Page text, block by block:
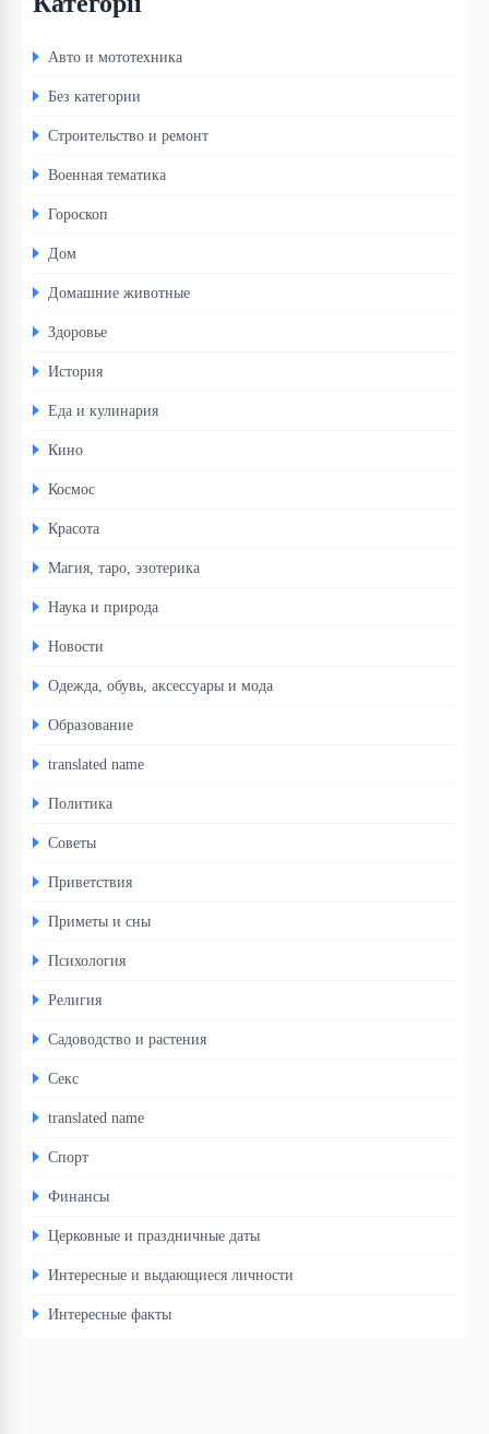
Авто и мототехника
Без категории
Строительство и ремонт
Военная тематика
Гороскоп
Дом
Домашние животные
Здоровье
История
Еда и кулинария
Кино
Космос
Красота
Магия, таро, эзотерика
Наука и природа
Новости
Одежда, обувь, аксессуары и мода
Образование
translated name
Политика
Советы
Приветствия
Приметы и сны
Психология
Религия
Садоводство и растения
Секс
translated name
Спорт
Финансы
Церковные и праздничные даты
Интересные и выдающиеся личности
Интересные факты